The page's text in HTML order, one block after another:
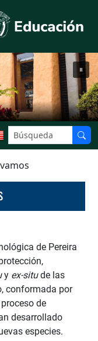
de Pereira
y ex-situde las
conformada por
de
desarrollado
especies.